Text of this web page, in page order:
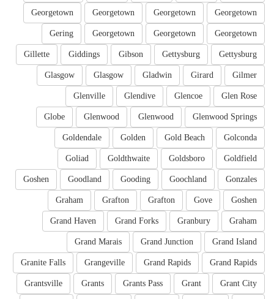
Georgetown
Georgetown
Georgetown
Georgetown
Georgetown
Georgetown
Georgetown
Gering
Gettysburg
Gettysburg
Gibson
Giddings
Gillette
Gilmer
Girard
Gladwin
Glasgow
Glasgow
Glen Rose
Glencoe
Glendive
Glenville
Glenwood Springs
Glenwood
Glenwood
Globe
Golconda
Gold Beach
Golden
Goldendale
Goldfield
Goldsboro
Goldthwaite
Goliad
Gonzales
Goochland
Gooding
Goodland
Goshen
Goshen
Gove
Grafton
Grafton
Graham
Graham
Granbury
Grand Forks
Grand Haven
Grand Island
Grand Junction
Grand Marais
Grand Rapids
Grand Rapids
Grangeville
Granite Falls
Grant City
Grant
Grants Pass
Grants
Grantsville